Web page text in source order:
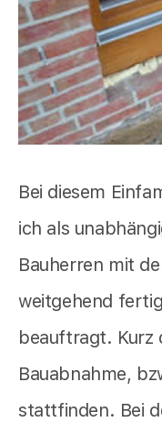
Bei diesem
ich als
Bauherren mit
weitgehend
beauftragt. Kurz
Bauabnahme,
stattfinden. Bei